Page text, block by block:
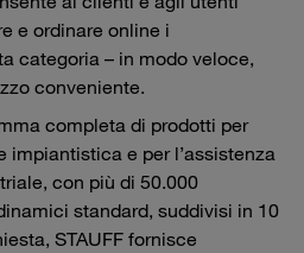
e ordinare online i
categoria – in modo veloce,
conveniente.
completa di prodotti per
impiantistica e per l’assistenza
con più di 50.000
standard, suddivisi in 10
STAUFF fornisce